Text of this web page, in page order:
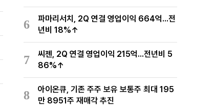
6
파마리서치, 2Q 연결 영업이익 664억...전
년비 18%↑
7
씨젠, 2Q 연결 영업이익 215억...전년비 5
86%↑
8
아이온큐, 기존 주주 보유 보통주 최대 195
만 8951주 재매각 추진